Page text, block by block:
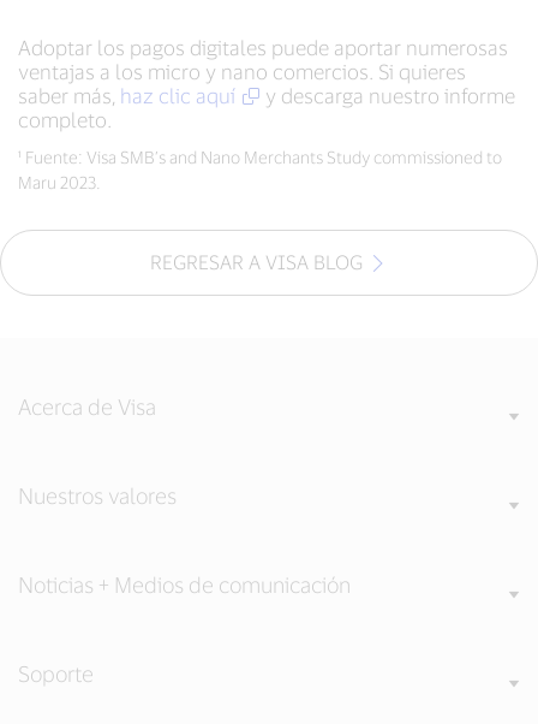
Adoptar los pagos digitales puede aportar numerosas
ventajas a los micro y nano comercios. Si quieres
saber más, haz clic aquí
y descarga nuestro informe
completo.
¹ Fuente: Visa SMB’s and Nano Merchants Study commissioned to
Maru 2023.
REGRESAR A VISA BLOG
Acerca de Visa
Nuestros valores
Noticias + Medios de comunicación
Soporte